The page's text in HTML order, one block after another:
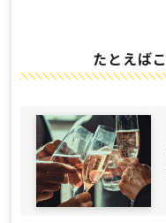
たとえば